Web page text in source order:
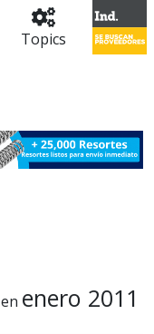
Topics
en enero 2011